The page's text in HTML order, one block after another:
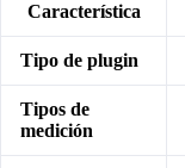
Característica
Tipo de plugin
Tipos de
medición